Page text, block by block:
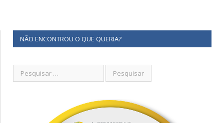
NÃO ENCONTROU O QUE QUERIA?